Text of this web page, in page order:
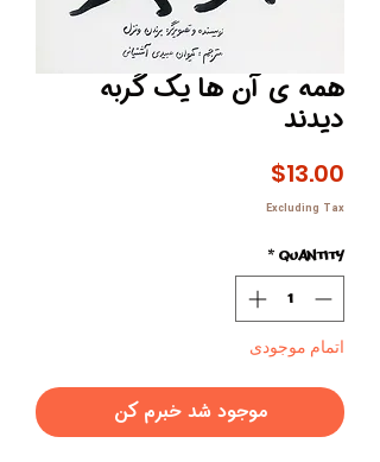
همه ی آن ها یک گربه
دیدند
$13.00
Excluding Tax
Quantity
*
اتمام موجودی
موجود شد خبرم کن